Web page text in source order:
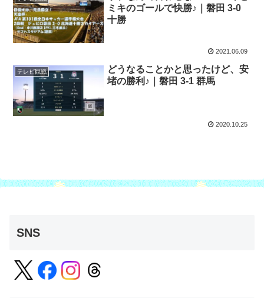
ミキのゴールで快勝♪｜磐田 3-0
十勝
2021.06.09
テレビ観戦
どうなることかと思ったけど、安
堵の勝利♪｜磐田 3-1 群馬
2020.10.25
SNS